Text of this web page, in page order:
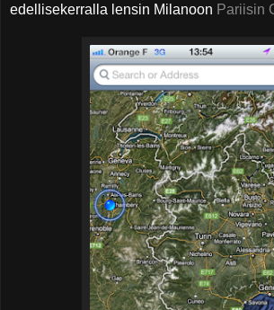
edellisekerralla lensin Milanoon Pariisin